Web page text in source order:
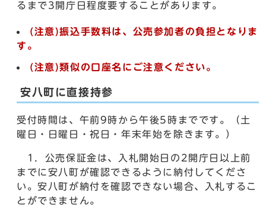
るまで3開庁日程度要することがあります。
(注意)振込手数料は、公売参加者の負担となりま
す。
(注意)類似の口座名にご注意ください。
安八町に直接持参
受付時間は、午前9時から午後5時までです。（土
曜日・日曜日・祝日・年末年始を除きます。）
1．公売保証金は、入札開始日の2開庁日以上前
までに安八町が確認できるように納付してくださ
い。安八町が納付を確認できない場合、入札するこ
とができません。